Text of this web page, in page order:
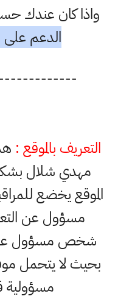
واذا كان عندك
الدعم على
التعريف بالموقع :
مهدي شلال
الموقع يخضع
مسؤول عن
شخص مسؤول عن
بحيث لا يتحمل
مسؤولية